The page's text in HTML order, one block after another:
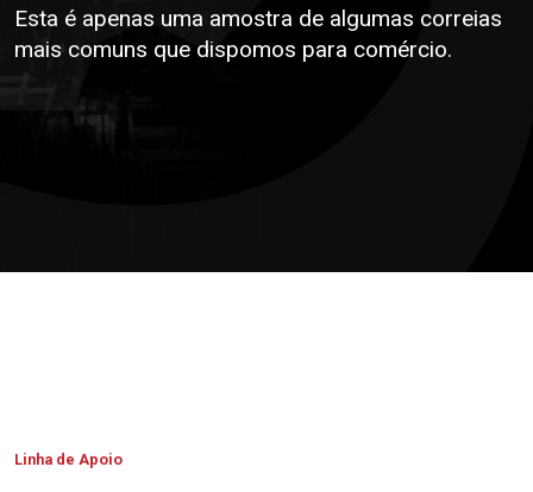
Esta é apenas uma amostra de algumas correias
mais comuns que dispomos para comércio.
Linha de Apoio